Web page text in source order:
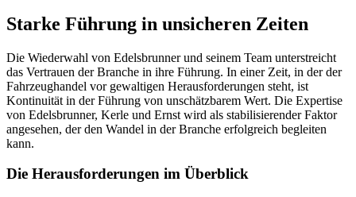
Starke Führung in unsicheren Zeiten
Die Wiederwahl von Edelsbrunner und seinem Team unterstreicht
das Vertrauen der Branche in ihre Führung. In einer Zeit, in der der
Fahrzeughandel vor gewaltigen Herausforderungen steht, ist
Kontinuität in der Führung von unschätzbarem Wert. Die Expertise
von Edelsbrunner, Kerle und Ernst wird als stabilisierender Faktor
angesehen, der den Wandel in der Branche erfolgreich begleiten
kann.
Die Herausforderungen im Überblick